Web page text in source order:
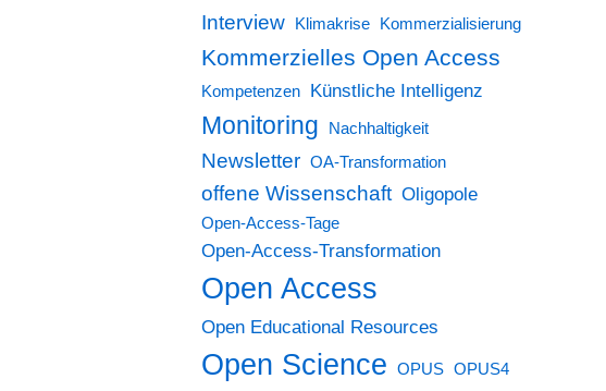
Interview Klimakrise Kommerzialisierung
Kommerzielles Open Access
Kompetenzen Künstliche Intelligenz
Monitoring Nachhaltigkeit
Newsletter OA-Transformation
offene Wissenschaft Oligopole
Open-Access-Tage
Open-Access-Transformation
Open Access
Open Educational Resources
Open Science OPUS OPUS4